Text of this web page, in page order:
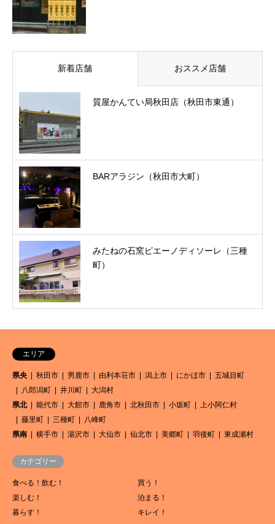
新着店舗 おススメ店舗
質屋かんてい局秋田店（秋田市東通）
BARアラジン（秋田市大町）
みたねの石窯ピエーノディソーレ（三種
町）
エリア
県央 秋田市 男鹿市 由利本荘市 潟上市 にかほ市
五城目町
八郎潟町
井川町
大潟村
県北
能代市 大館市 鹿角市 北秋田市 小坂町
上小阿仁村
藤里町
三種町
八峰町
県南
横手市 湯沢市 大仙市 仙北市 美郷町 羽後町 東成瀬村
カテゴリー
食べる！飲む！
買う！
楽しむ！
泊まる！
暮らす！
キレイ！